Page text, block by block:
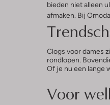
bieden niet alleen
afmaken. Bij
Clogs voor dames
rondlopen.
Of je nu een lange
Voor